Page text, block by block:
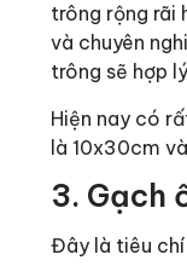
trông rộng rãi
và chuyên
trông sẽ hợp
Hiện nay có
là 10x30cm
3. Gạch
Đây là tiêu chí